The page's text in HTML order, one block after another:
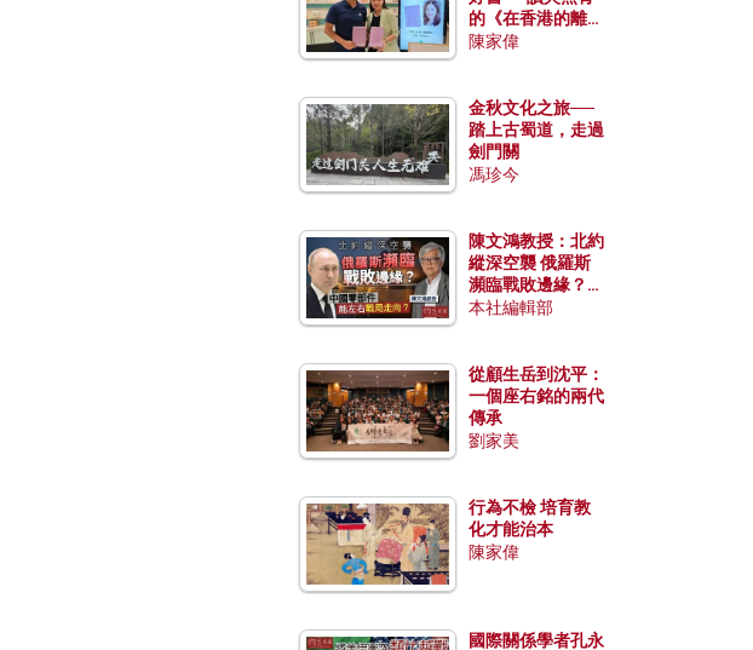
的《在香港的離島
種菜》
陳家偉
金秋文化之旅──
踏上古蜀道，走過
劍門關
馮珍今
陳文鴻教授：北約
縱深空襲 俄羅斯
瀕臨戰敗邊緣？中
國零部件能左右戰
本社編輯部
從顧生岳到沈平：
一個座右銘的兩代
傳承
劉家美
行為不檢 培育教
化才能治本
陳家偉
國際關係學者孔永